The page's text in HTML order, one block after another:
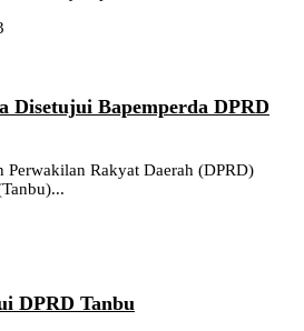
Disetujui Bapemperda DPRD
Rakyat Daerah (DPRD)
DPRD Tanbu